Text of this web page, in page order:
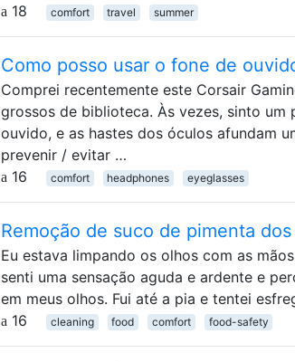
18
comfort travel summer
Como posso usar o fone de
Comprei recentemente este Corsair
grossos de biblioteca. Às vezes, sinto
ouvido, e as hastes dos óculos afundam
prevenir / evitar …
16
comfort headphones eyeglasses
Remoção de suco de pimenta
Eu estava limpando os olhos com as
senti uma sensação aguda e ardente e
em meus olhos. Fui até a pia e tentei
16
cleaning food comfort food-safety